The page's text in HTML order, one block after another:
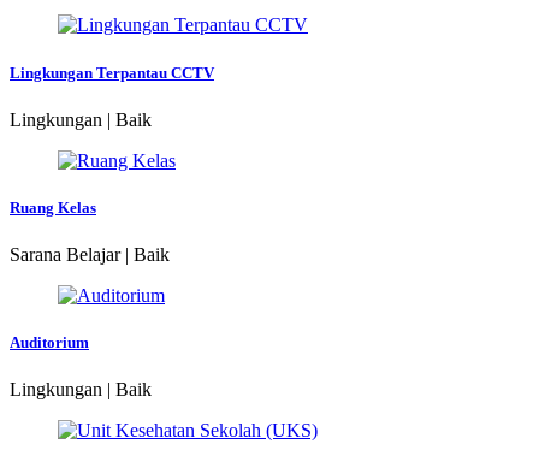
Lingkungan Terpantau CCTV
Lingkungan | Baik
Ruang Kelas
Sarana Belajar | Baik
Auditorium
Lingkungan | Baik